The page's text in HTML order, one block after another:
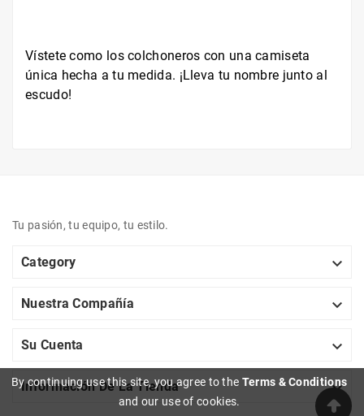
By continuing use this site, you agree to the Terms & Conditions
and our use of cookies.
Vístete como los colchoneros con una camiseta
única hecha a tu medida. ¡Lleva tu nombre junto al
escudo!
Tu pasión, tu equipo, tu estilo.
Category 
Nuestra Compañía 
Su Cuenta 
Información De La Tienda 